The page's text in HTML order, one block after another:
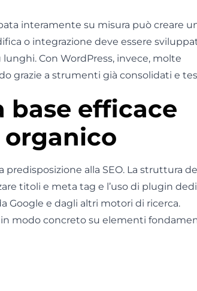
interamente su misura può creare
o integrazione deve essere
Con WordPress, invece, molte
grazie a strumenti già consolidati e
base efficace
alla SEO. La struttura
titoli e meta tag e l’uso di plugin
Google e dagli altri motori di ricerca.
modo concreto su elementi